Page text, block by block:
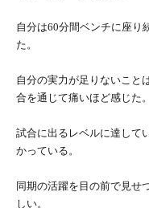
自分は60分間ベンチに座り
た。
自分の実力が足りないこと
合を通じて痛いほど感じた。
試合に出るレベルに達して
かっている。
同期の活躍を目の前で見せ
しい。